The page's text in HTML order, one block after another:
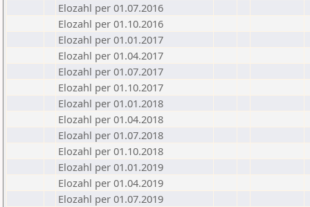
Elozahl per 01.07.2016
Elozahl per 01.10.2016
Elozahl per 01.01.2017
Elozahl per 01.04.2017
Elozahl per 01.07.2017
Elozahl per 01.10.2017
Elozahl per 01.01.2018
Elozahl per 01.04.2018
Elozahl per 01.07.2018
Elozahl per 01.10.2018
Elozahl per 01.01.2019
Elozahl per 01.04.2019
Elozahl per 01.07.2019